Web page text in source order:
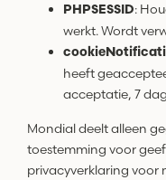
PHPSESSID:
werkt. Wordt
heeft
acceptatie, 7
Mondial deelt alleen
toestemming voor
privacyverklaring voor